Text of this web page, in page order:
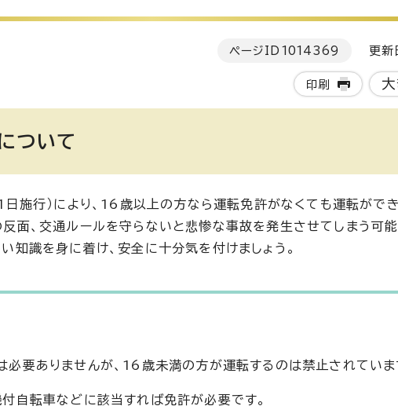
ページID 1014369 更新
印刷
ついて
施行）により、16歳以上の方なら運転免許がなくても運転がで
面、交通ルールを守らないと悲惨な事故を発生させてしまう可能
知識を身に着け、安全に十分気を付けましょう。
要ありませんが、16歳未満の方が運転するのは禁止されていま
自転車などに該当すれば免許が必要です。